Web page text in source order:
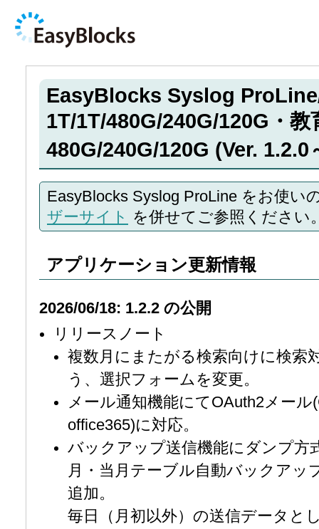
EasyBlocks Syslog
1T/1T/480G/240G/120G・
480G/240G/120G (Ver.
EasyBlocks Syslog ProLine をお使い
ザーサイト を併せてご参照ください
アプリケーション更新情報
2026/06/18: 1.2.2 の公開
リリースノート
複数月にまたがる検索向けに検索
う、選択フォームを変更。
メール通知機能にてOAuth2メール
office365)に対応。
バックアップ送信機能にダンプ方
月・当月テーブル自動バックアッ
追加。
毎日（月初以外）の送信データと